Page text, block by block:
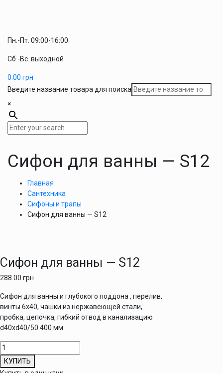
Пн.-Пт. 09:00-16:00
Сб.-Вс. выходной
0.00 грн
Введите название товара для поиска
×
Сифон для ванны — S12
Главная
Сантехника
Сифоны и трапы
Сифон для ванны — S12
Сифон для ванны — S12
288.00 грн
Сифон для ванны и глубокого поддона , перелив,
винты 6х40, чашки из нержавеющей стали,
пробка, цепочка, гибкий отвод в канализацию
d40xd40/50 400 мм
Количество
товара
Сифон
КУПИТЬ